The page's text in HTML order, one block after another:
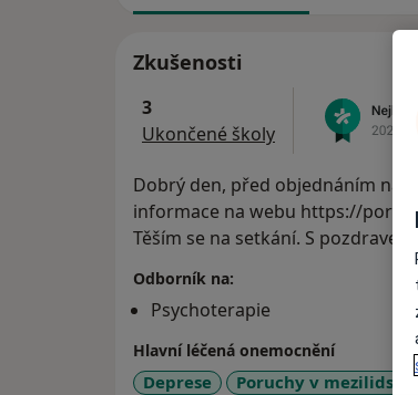
Zkušenosti
3
Ukončené školy
Dobrý den, před objednáním na
informace na webu https://
Těším se na setkání. S pozdravem
Odborník na:
Psychoterapie
Hlavní léčená onemocnění
Deprese Poruchy v